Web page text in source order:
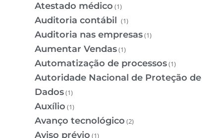
Atestado médico (1)
Auditoria contábil (1)
Auditoria nas empresas(1)
Aumentar Vendas(1)
Automatização de processos(1)
Autoridade Nacional de Proteção de
Dados(1)
Auxílio (1)
Avanço tecnológico (2)
Aviso prévio (1)